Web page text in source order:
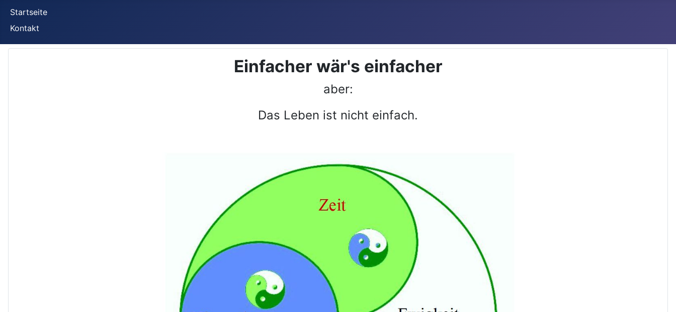
Startseite
Kontakt
Einfacher wär's einfacher
aber:
Das Leben ist nicht einfach.